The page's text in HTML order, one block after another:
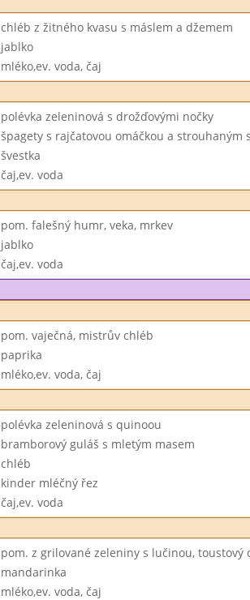
chléb z žitného kvasu s máslem a džemem
jablko
mléko,ev. voda, čaj
polévka zeleninová s drožďovými nočky
špagety s rajčatovou omáčkou a strouhaným
švestka
čaj,ev. voda
pom. falešný humr, veka, mrkev
jablko
čaj,ev. voda
pom. vaječná, mistrův chléb
paprika
mléko,ev. voda, čaj
polévka zeleninová s quinoou
bramborový guláš s mletým masem
chléb
kinder mléčný řez
čaj,ev. voda
pom. z grilované zeleniny s lučinou, toustový
mandarinka
mléko,ev. voda, čaj